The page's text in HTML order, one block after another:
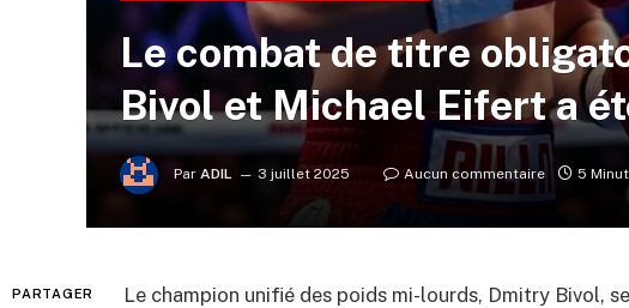
Le combat de titre
Bivol et Michael Eifert a
Par ADIL 3 juillet 2025 Aucun commentaire 5
PARTAGER
Le champion unifié des poids mi-lourds, Dmitry Bivol,